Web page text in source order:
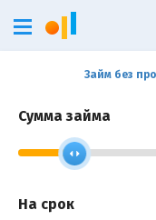
Займ без
Сумма займа
На срок